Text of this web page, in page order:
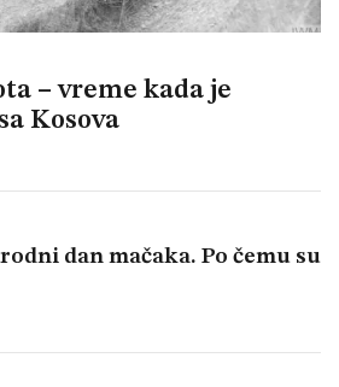
– vreme kada je
Kosova
dan mačaka. Po čemu su